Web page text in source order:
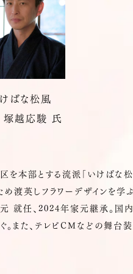
ばな松風
越応駿 氏
部とする流派「いけばな松
渡英しフラワーデザインを学
就任、2024年家元継承。国内
また、テレビCMなどの舞台